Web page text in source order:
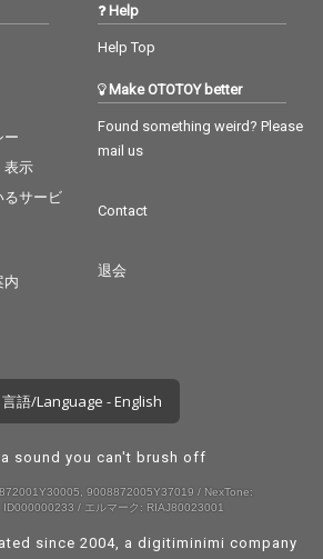
ー
表示
るサービ
内
Help
Help Top
Make OTOTOY better
Found something weird? Please
mail us
Contact
退会
言語/Language - English
sound you can't brush off
9008872005Y37019 / NexTone:
/ エルマーク: RIAJ80023001
since 2004, a digitiminimi company